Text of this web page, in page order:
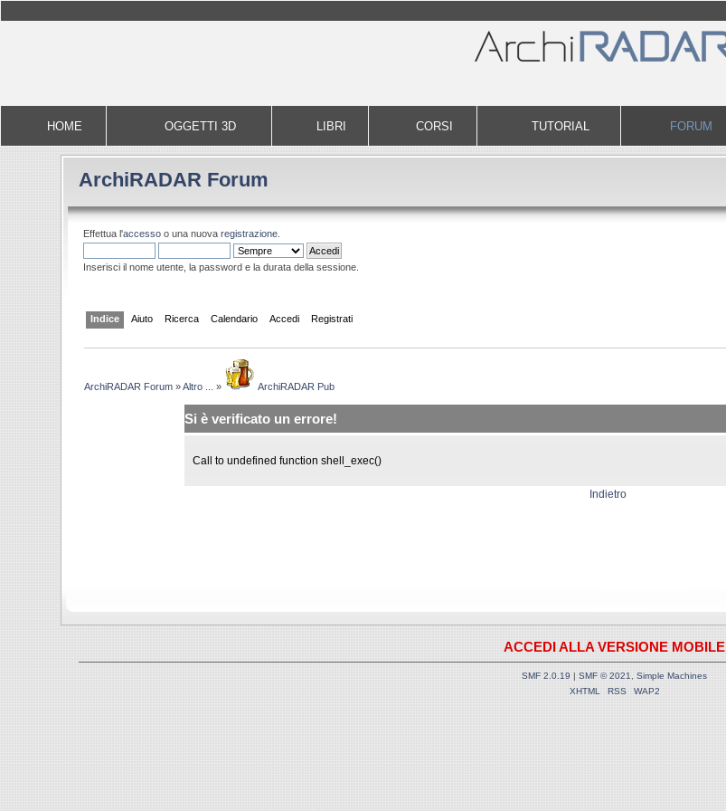
HOME OGGETTI 3D LIBRI CORSI TUTORIAL FORUM
ArchiRADAR Forum
Effettua l'accesso o una nuovaregistrazione.
Inserisci il nome utente, la password e la durata della sessione.
Indice Aiuto Ricerca Calendario Accedi Registrati
ArchiRADAR Forum »Altro ... » ArchiRADAR Pub
Si è verificato un errore!
Call to undefined function shell_exec()
Indietro
ACCEDI ALLA VERSIONE MOBILE
SMF 2.0.19 | SMF © 2021
Simple Machines
XHTML
RSS WAP2